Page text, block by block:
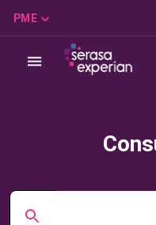
PME